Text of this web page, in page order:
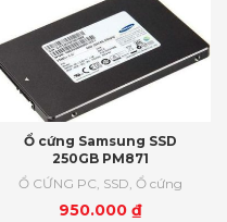
Ổ cứng Samsung SSD
250GB PM871
Ổ CỨNG PC, SSD, Ổ cứng
950.000 ₫